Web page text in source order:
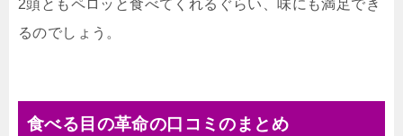
2頭ともペロッと食べてくれるぐらい、味にも満足でき
るのでしょう。
食べる目の革命の口コミのまとめ